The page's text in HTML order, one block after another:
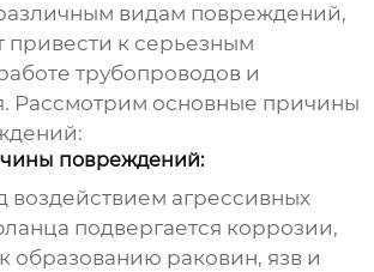
видам повреждений,
привести к серьезным
трубопроводов и
Рассмотрим основные причины
повреждений:
воздействием агрессивных
подвергается коррозии,
образованию раковин, язв и